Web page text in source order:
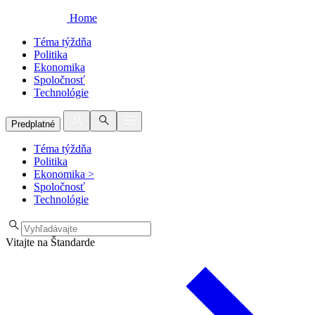
Home
Téma týždňa
Politika
Ekonomika
Spoločnosť
Technológie
Predplatné
Téma týždňa
Politika
Ekonomika >
Spoločnosť
Technológie
Vitajte na Štandarde